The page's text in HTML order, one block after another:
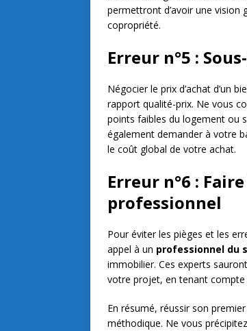
permettront d’avoir une vision
copropriété.
Erreur n°5 :
Négocier le prix d’achat d’un
rapport qualité-prix. Ne vous
points faibles du logement ou
également demander à votre
le coût global de votre achat.
Erreur n°6 :
professionnel
Pour éviter les pièges et les
appel à un professionnel du
immobilier. Ces experts
votre projet, en tenant
En résumé, réussir son
méthodique. Ne vous